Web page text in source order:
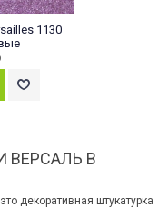
1130
ВЕРСАЛЬ В
декоративная штукатурка